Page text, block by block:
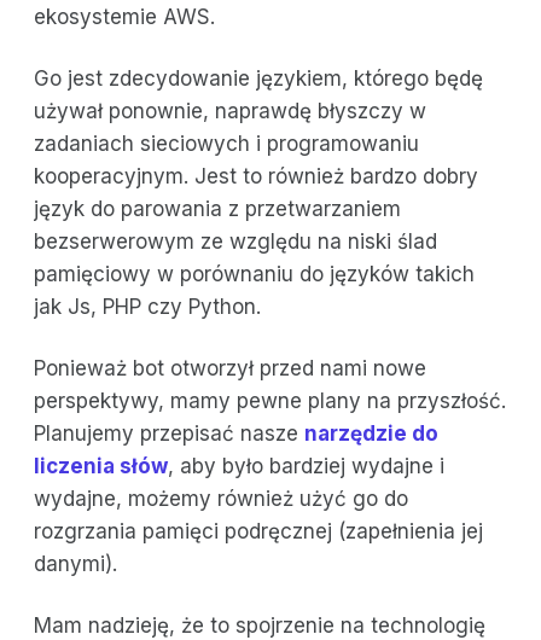
ekosystemie AWS.
Go jest zdecydowanie językiem, którego będę
używał ponownie, naprawdę błyszczy w
zadaniach sieciowych i programowaniu
kooperacyjnym. Jest to również bardzo dobry
język do parowania z przetwarzaniem
bezserwerowym ze względu na niski ślad
pamięciowy w porównaniu do języków takich
jak Js, PHP czy Python.
Ponieważ bot otworzył przed nami nowe
perspektywy, mamy pewne plany na przyszłość.
Planujemy przepisać nasze narzędzie do
liczenia słów, aby było bardziej wydajne i
wydajne, możemy również użyć go do
rozgrzania pamięci podręcznej (zapełnienia jej
danymi).
Mam nadzieję, że to spojrzenie na technologię